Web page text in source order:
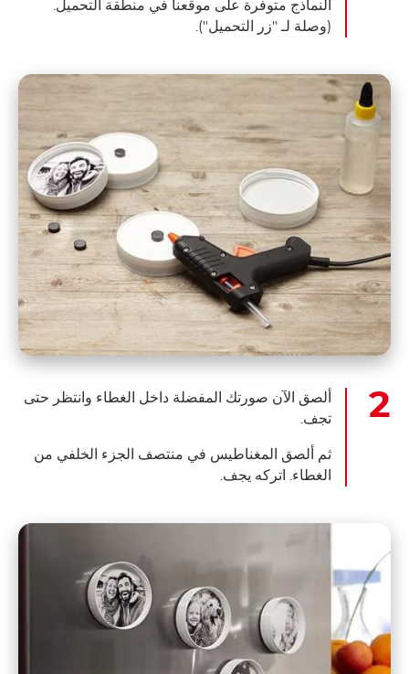
النماذج متوفرة على موقعنا في منطقة التحميل.
(وصلة لـ "زر التحميل").
ألصق الآن صورتك المفضلة داخل الغطاء وانتظر حتى
تجف.
ثم ألصق المغناطيس في منتصف الجزء الخلفي من
الغطاء. اتركه يجف.